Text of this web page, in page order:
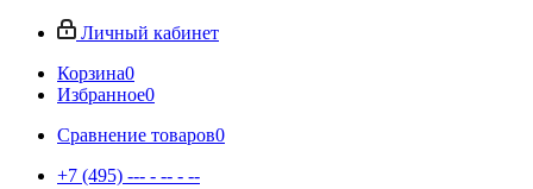
Личный кабинет
Корзина0
Избранное0
Сравнение товаров0
+7 (495) --- - -- - --